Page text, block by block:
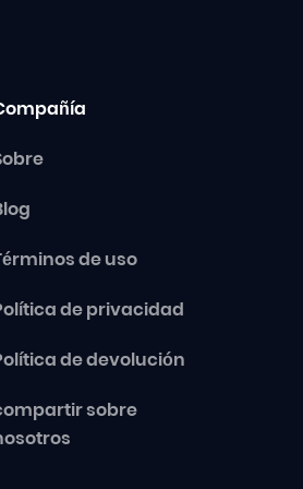
de uso
de privacidad
de devolución
sobre